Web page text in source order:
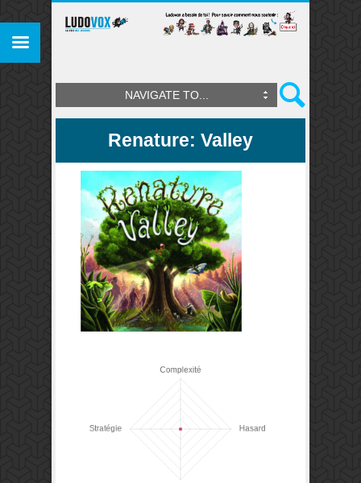
NAVIGATE TO...
Renature: Valley